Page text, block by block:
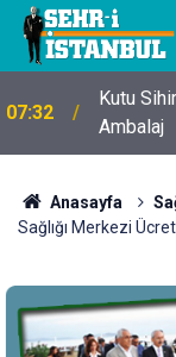
07:32
Kutu
Ambalaj
Anasayfa
Sağlığı Merkezi